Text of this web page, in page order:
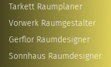
Tarkett Raumplaner
Vorwerk Raumgestalter
Gerflor Raumdesigner
Sonnhaus Raumdesigner